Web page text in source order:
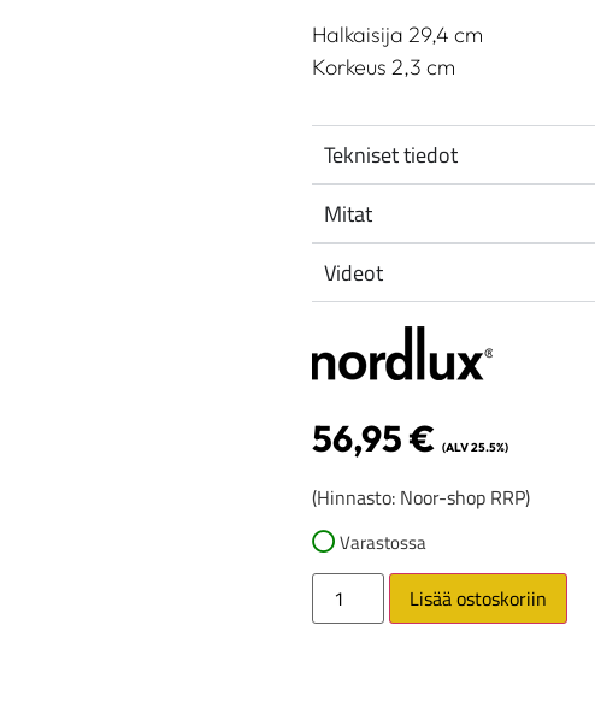
Halkaisija 29,4 cm
Korkeus 2,3 cm
Tekniset tiedot
Mitat
Videot
56,95€ (ALV 25.5%)
(Hinnasto: Noor-shop RRP)
Varastossa
Lisää ostoskoriin